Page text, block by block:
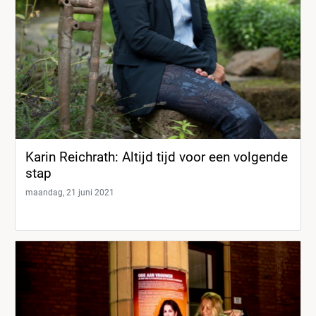
Karin Reichrath: Altijd tijd voor een volgende
stap
maandag, 21 juni 2021